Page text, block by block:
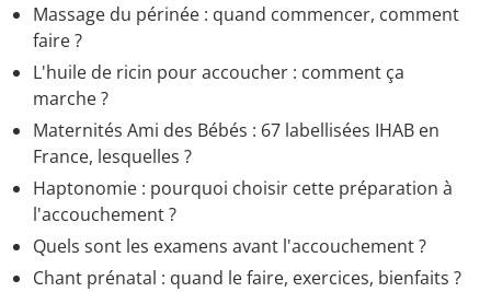
Massage du périnée : quand commencer, comment
faire ?
L'huile de ricin pour accoucher : comment ça
marche ?
Maternités Ami des Bébés : 67 labellisées IHAB en
France, lesquelles ?
Haptonomie : pourquoi choisir cette préparation à
l'accouchement ?
Quels sont les examens avant l'accouchement ?
Chant prénatal : quand le faire, exercices, bienfaits ?